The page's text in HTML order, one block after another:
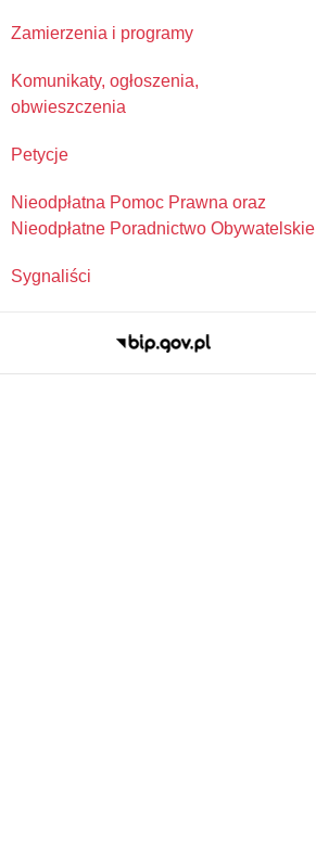
Zamierzenia i programy
Komunikaty, ogłoszenia,
obwieszczenia
Petycje
Nieodpłatna Pomoc Prawna oraz
Nieodpłatne Poradnictwo Obywatelskie
Sygnaliści